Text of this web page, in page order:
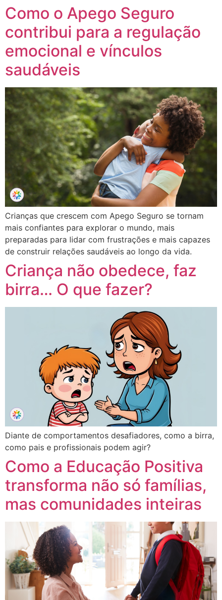
Como o Apego Seguro
contribui para a regulação
emocional e vínculos
saudáveis
Crianças que crescem com Apego Seguro se tornam
mais confiantes para explorar o mundo, mais
preparadas para lidar com frustrações e mais capazes
de construir relações saudáveis ao longo da vida.
Criança não obedece, faz
birra… O que fazer?
Diante de comportamentos desafiadores, como a birra,
como pais e profissionais podem agir?
Como a Educação Positiva
transforma não só famílias,
mas comunidades inteiras